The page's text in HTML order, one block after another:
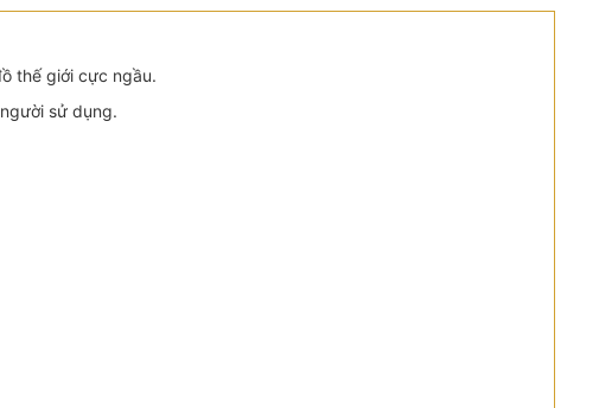
thế giới cực ngầu.
sử dụng.